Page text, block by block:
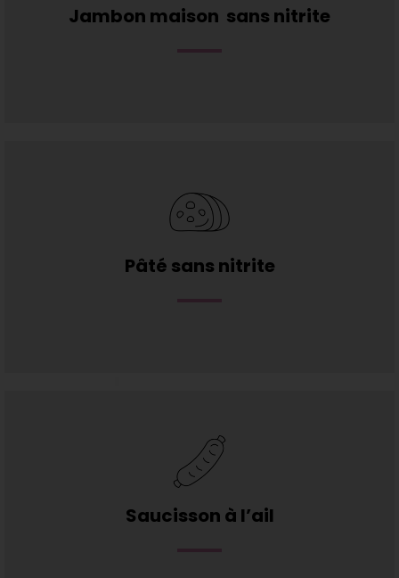
Jambon maison sans nitrite
Pâté sans nitrite
Saucisson à l’ail